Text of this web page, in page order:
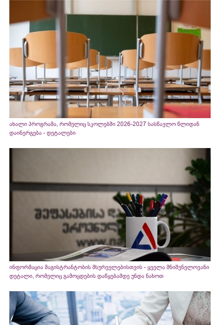
ახალი პროგრამა, რომელიც სკოლებში 2026-2027 სასწავლო წლიდან
დაინერგება - დეტალები
ინფორმაცია მაგისტრანტობის მსურველებისთვის - ყველა მნიშვნელოვანი
დეტალი, რომელიც გამოცდების დაწყებამდე უნდა ნახოთ